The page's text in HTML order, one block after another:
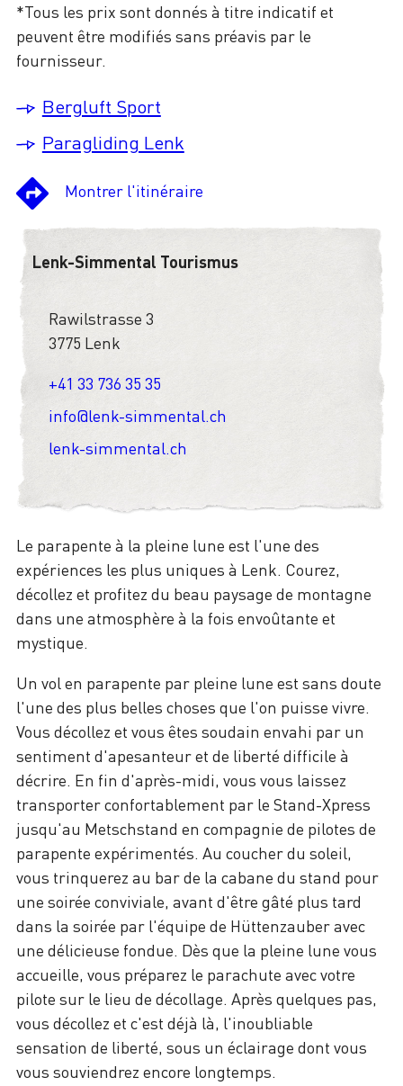
Le parapente à la pleine lune est l'une des
expériences les plus uniques à Lenk. Courez,
décollez et profitez du beau paysage de montagne
dans une atmosphère à la fois envoûtante et
mystique.
Un vol en parapente par pleine lune est sans doute
l'une des plus belles choses que l'on puisse vivre.
Vous décollez et vous êtes soudain envahi par un
sentiment d'apesanteur et de liberté difficile à
décrire. En fin d'après-midi, vous vous laissez
transporter confortablement par le Stand-Xpress
jusqu'au Metschstand en compagnie de pilotes de
parapente expérimentés. Au coucher du soleil,
vous trinquerez au bar de la cabane du stand pour
une soirée conviviale, avant d'être gâté plus tard
dans la soirée par l'équipe de Hüttenzauber avec
une délicieuse fondue. Dès que la pleine lune vous
accueille, vous préparez le parachute avec votre
pilote sur le lieu de décollage. Après quelques pas,
vous décollez et c'est déjà là, l'inoubliable
sensation de liberté, sous un éclairage dont vous
vous souviendrez encore longtemps.
*Tous les prix sont donnés à titre indicatif et
peuvent être modifiés sans préavis par le
fournisseur.
Bergluft Sport
Paragliding Lenk
Montrer l'itinéraire
Lenk-Simmental Tourismus
Rawilstrasse 3
3775 Lenk
+41 33 736 35 35
info@lenk-simmental.ch
lenk-simmental.ch